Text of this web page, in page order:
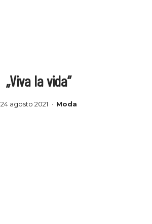
„Viva la vida”
24 agosto 2021 Moda